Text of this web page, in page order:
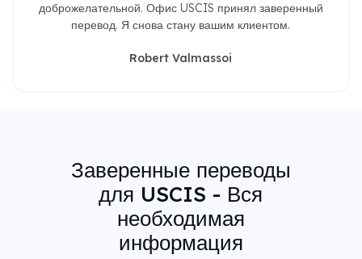
доброжелательной. Офис USCIS принял заверенный
перевод. Я снова стану вашим клиентом.
Robert Valmassoi
Заверенные переводы
для USCIS - Вся
необходимая
информация